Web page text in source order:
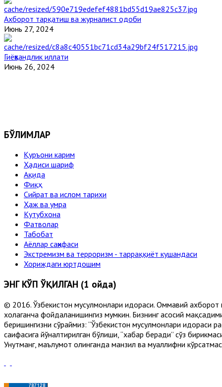
Ахборот тарқатиш ва журналист одоби
Июнь 27, 2024
Гиёҳвандлик иллати
Июнь 26, 2024
БЎЛИМЛАР
Қуръони карим
Ҳадиси шариф
Ақида
Фиқҳ
Сийрат ва ислом тарихи
Ҳаж ва умра
Кутубхона
Фатволар
Табобат
Аёллар саҳифаси
Экстремизм ва терроризм - тарраққиёт кушандаси
Хориждаги юртдошим
ЭНГ КЎП ЎҚИЛГАН (1 ойда)
© 2016. Ўзбекистон мусулмонлари идораси. Оммавий ахборот
хоҳлаганча фойдаланишингиз мумкин. Бизнинг асосий
беришингизни сўраймиз: “Ўзбекистон мусулмонлари идораси
саҳифасига йўналтирилган бўлиши, “хабар беради” сўз
Унутманг, маълумот олинганда манзил ва муаллифни